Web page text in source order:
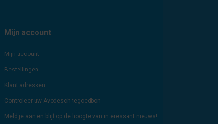
Mijn account
Mijn account
Bestellingen
Klant adressen
Controleer uw Avodesch tegoedbon
Meld je aan en blijf op de hoogte van interessant nieuws!